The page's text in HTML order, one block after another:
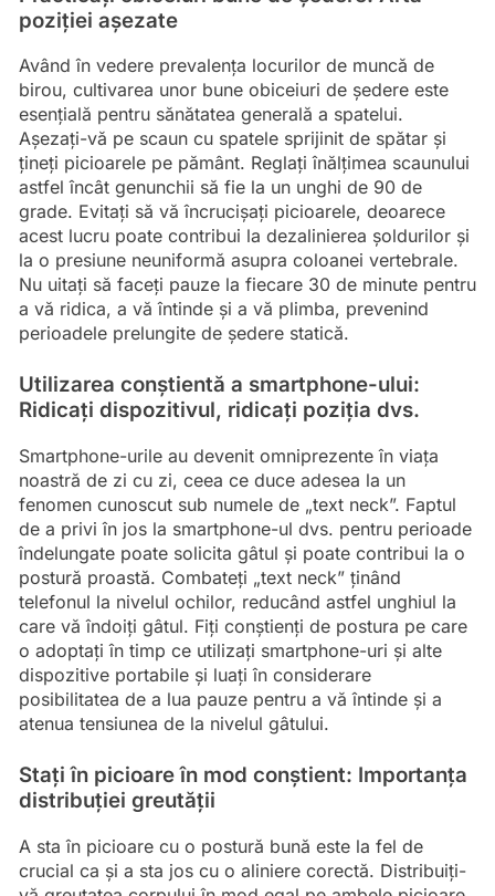
poziției așezate
Având în vedere prevalența locurilor de muncă de
birou, cultivarea unor bune obiceiuri de ședere este
esențială pentru sănătatea generală a spatelui.
Așezați-vă pe scaun cu spatele sprijinit de spătar și
țineți picioarele pe pământ. Reglați înălțimea scaunului
astfel încât genunchii să fie la un unghi de 90 de
grade. Evitați să vă încrucișați picioarele, deoarece
acest lucru poate contribui la dezalinierea șoldurilor și
la o presiune neuniformă asupra coloanei vertebrale.
Nu uitați să faceți pauze la fiecare 30 de minute pentru
a vă ridica, a vă întinde și a vă plimba, prevenind
perioadele prelungite de ședere statică.
Utilizarea conștientă a smartphone-ului:
Ridicați dispozitivul, ridicați poziția dvs.
Smartphone-urile au devenit omniprezente în viața
noastră de zi cu zi, ceea ce duce adesea la un
fenomen cunoscut sub numele de „text neck”. Faptul
de a privi în jos la smartphone-ul dvs. pentru perioade
îndelungate poate solicita gâtul și poate contribui la o
postură proastă. Combateți „text neck” ținând
telefonul la nivelul ochilor, reducând astfel unghiul la
care vă îndoiți gâtul. Fiți conștienți de postura pe care
o adoptați în timp ce utilizați smartphone-uri și alte
dispozitive portabile și luați în considerare
posibilitatea de a lua pauze pentru a vă întinde și a
atenua tensiunea de la nivelul gâtului.
Stați în picioare în mod conștient: Importanța
distribuției greutății
A sta în picioare cu o postură bună este la fel de
crucial ca și a sta jos cu o aliniere corectă. Distribuiți-